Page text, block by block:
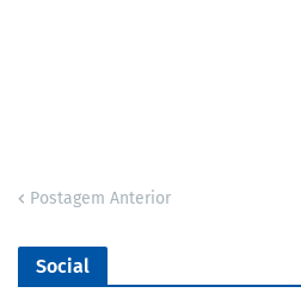
Postagem Anterior
Social